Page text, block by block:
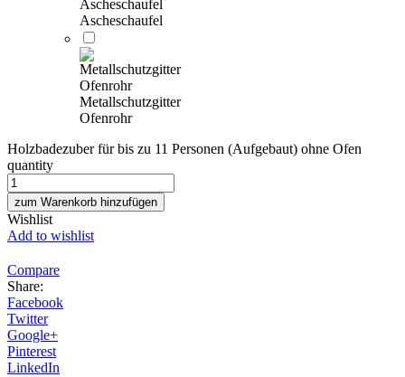
Ascheschaufel
Metallschutzgitter
Ofenrohr
Holzbadezuber für bis zu 11 Personen (Aufgebaut) ohne Ofen
quantity
zum Warenkorb hinzufügen
Wishlist
Add to wishlist
Compare
Share:
Facebook
Twitter
Google+
Pinterest
LinkedIn